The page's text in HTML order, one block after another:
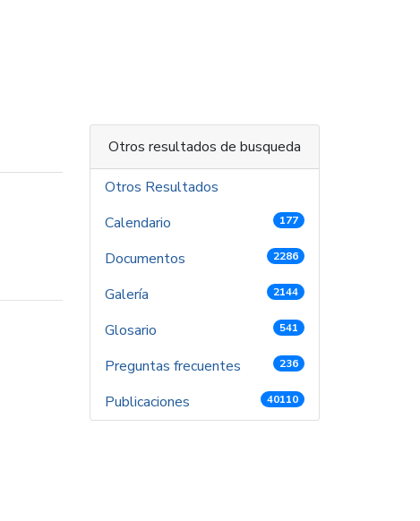
Otros resultados de busqueda
Otros Resultados
Calendario
177
Documentos 2286
Galería 2144
Glosario 541
Preguntas frecuentes 236
Publicaciones 40110